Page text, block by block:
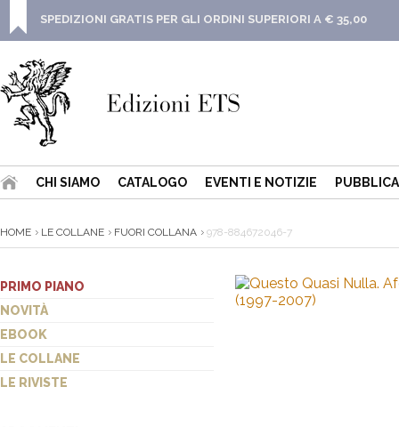
SPEDIZIONI GRATIS PER GLI ORDINI SUPERIORI A € 35,00
CHI SIAMO CATALOGO EVENTI E NOTIZIE
HOME LE COLLANE FUORI COLLANA 978-884672046-7
PRIMO PIANO
NOVITÀ
EBOOK
LE COLLANE
LE RIVISTE